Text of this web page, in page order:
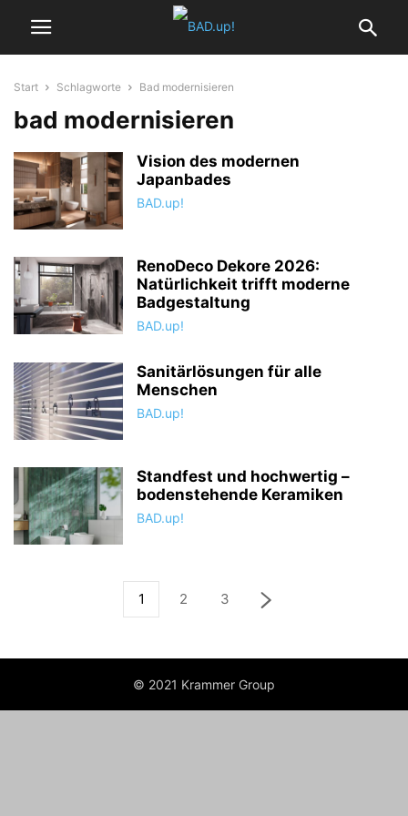
Start Schlagworte Bad modernisieren
bad modernisieren
Vision des modernen
Japanbades
BAD.up!
RenoDeco Dekore 2026:
Natürlichkeit trifft moderne
Badgestaltung
BAD.up!
Sanitärlösungen für alle
Menschen
BAD.up!
Standfest und hochwertig –
bodenstehende Keramiken
BAD.up!
1 2 3
© 2021 Krammer Group